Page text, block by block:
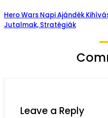
Hero Wars Napi Ajándék
Jutalmak, Stratégiák
Leave a Reply